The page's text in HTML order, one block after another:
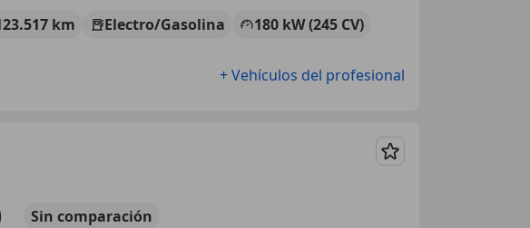
km Electro/Gasolina
180 kW (245 CV)
+ Vehículos del profesional
Guardar
Sin comparación